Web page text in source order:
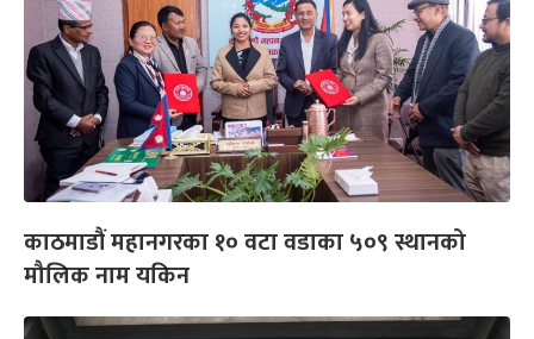
काठमाडौं महानगरका १० वटा वडाका ५०९ स्थानको
मौलिक नाम यकिन